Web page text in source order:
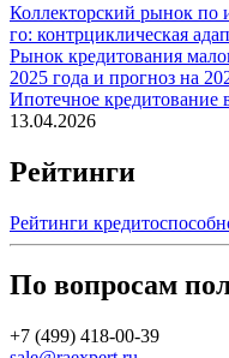
Коллекторский рынок по
го: контрциклическая
Рынок кредитования
2025 года и прогноз на
Ипотечное кредитование
13.04.2026
Рейтинги
Рейтинги
По вопросам
+7 (499) 418-00-39